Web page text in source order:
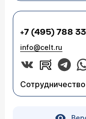
+7 (495) 788
info@celt.ru